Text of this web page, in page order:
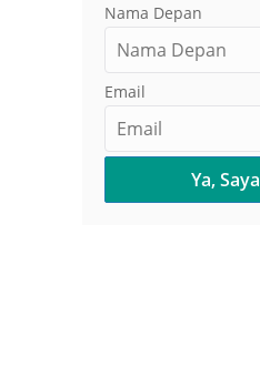
Nama Depan
Email